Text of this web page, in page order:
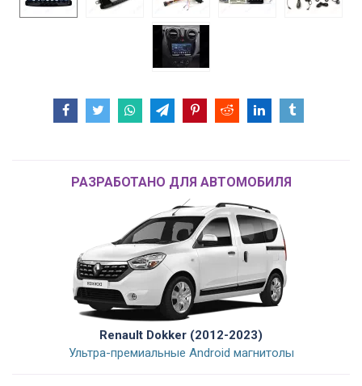
РАЗРАБОТАНО ДЛЯ АВТОМОБИЛЯ
Renault Dokker (2012-2023)
Ультра-премиальные Android магнитолы